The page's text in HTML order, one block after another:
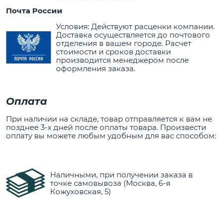
Почта России
Условия: Действуют расценки компании.
Доставка осуществляется до почтового
отделения в вашем городе. Расчет
стоимости и сроков доставки
производится менеджером после
оформления заказа.
Оплата
При наличии на складе, товар отправляется к вам не
позднее 3-х дней после оплаты товара. Произвести
оплату вы можете любым удобным для вас способом:
Наличными, при получении заказа в
точке самовывоза (Москва, 6-я
Кожуховская, 5)